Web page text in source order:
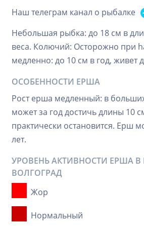
Наш телеграм канал о рыбалке
Небольшая рыбка: до 18 см в
веса. Колючий: Осторожно при
медленно: до 10 см в год, живет
ОСОБЕННОСТИ ЕРША
Рост ерша медленный: в
может за год достичь длины 10
практически остановится. Ерш
лет.
УРОВЕНЬ АКТИВНОСТИ ЕРША В
ВОЛГОГРАД
Жор
Нормальный